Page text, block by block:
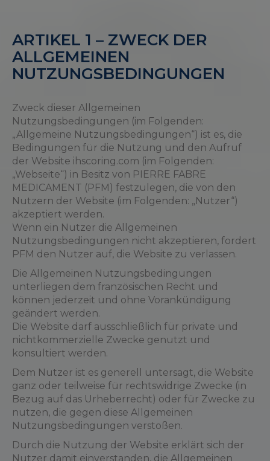
ARTIKEL 1 – ZWECK DER
ALLGEMEINEN
NUTZUNGSBEDINGUNGEN
Zweck dieser Allgemeinen
Nutzungsbedingungen (im Folgenden:
„Allgemeine Nutzungsbedingungen“) ist es, die
Bedingungen für die Nutzung und den Aufruf
der Website ihscoring.com (im Folgenden:
„Webseite“) in Besitz von PIERRE FABRE
MEDICAMENT (PFM) festzulegen, die von den
Nutzern der Website (im Folgenden: „Nutzer“)
akzeptiert werden.
Wenn ein Nutzer die Allgemeinen
Nutzungsbedingungen nicht akzeptieren, fordert
PFM den Nutzer auf, die Website zu verlassen.
Die Allgemeinen Nutzungsbedingungen
unterliegen dem französischen Recht und
können jederzeit und ohne Vorankündigung
geändert werden.
Die Website darf ausschließlich für private und
nichtkommerzielle Zwecke genutzt und
konsultiert werden.
Dem Nutzer ist es generell untersagt, die Website
ganz oder teilweise für rechtswidrige Zwecke (in
Bezug auf das Urheberrecht) oder für Zwecke zu
nutzen, die gegen diese Allgemeinen
Nutzungsbedingungen verstoßen.
Durch die Nutzung der Website erklärt sich der
Nutzer damit einverstanden, die Allgemeinen